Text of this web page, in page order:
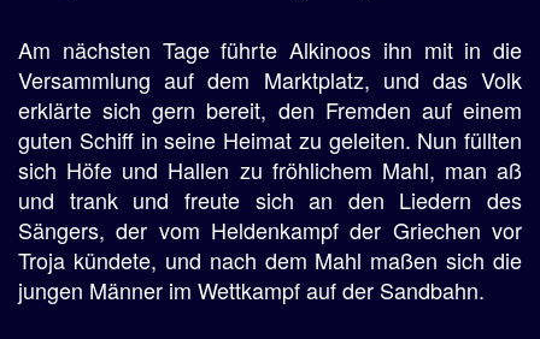
Am nächsten Tage führte Alkinoos ihn mit in die
Versammlung auf dem Marktplatz, und das Volk
erklärte sich gern bereit, den Fremden auf einem
guten Schiff in seine Heimat zu geleiten. Nun füllten
sich Höfe und Hallen zu fröhlichem Mahl, man aß
und trank und freute sich an den Liedern des
Sängers, der vom Heldenkampf der Griechen vor
Troja kündete, und nach dem Mahl maßen sich die
jungen Männer im Wettkampf auf der Sandbahn.